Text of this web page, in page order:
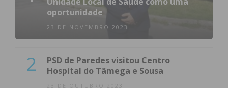
oportunidade
23 DE NOVEMBRO 2023
2
PSD de Paredes visitou Centro
Hospital do Tâmega e Sousa
23 DE OUTUBRO 2023